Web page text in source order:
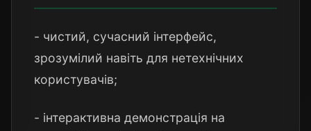
- чистий, сучасний інтерфейс,
зрозумілий навіть для нетехнічних
користувачів;
- інтерактивна демонстрація на